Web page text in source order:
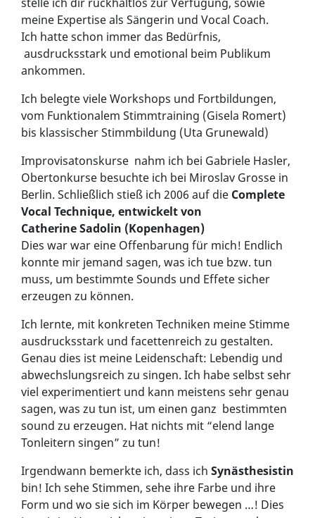
meine Expertise als Sängerin und Vocal Coach.
Ich hatte schon immer das Bedürfnis,
ausdrucksstark und emotional beim Publikum
ankommen.
Ich belegte viele Workshops und Fortbildungen,
vom Funktionalem Stimmtraining (Gisela Romert)
bis klassischer Stimmbildung (Uta Grunewald)
Improvisatonskurse nahm ich bei Gabriele Hasler,
Obertonkurse besuchte ich bei Miroslav Grosse in
Berlin. Schließlich stieß ich 2006 auf die Complete
Vocal Technique, entwickelt von
CatherineSadolin (Kopenhagen)
Dies war war eine Offenbarung für mich! Endlich
konnte mir jemand sagen, was ich tue bzw. tun
muss, um bestimmte Sounds und Effete sicher
erzeugen zu können.
Ich lernte, mit konkreten Techniken meine Stimme
ausdrucksstark und facettenreich zu gestalten.
Genau dies ist meine Leidenschaft: Lebendig und
abwechslungsreich zu singen. Ich habe selbst sehr
viel experimentiert und kann meistens sehr genau
sagen, was zu tun ist, um einen ganz bestimmten
sound zu erzeugen. Hat nichts mit “elend lange
Tonleitern singen” zu tun!
Irgendwann bemerkte ich, dass ich Synästhesistin
bin! Ich sehe Stimmen, sehe ihre Farbe und ihre
Form und wo sie sich im Körper bewegen …! Dies